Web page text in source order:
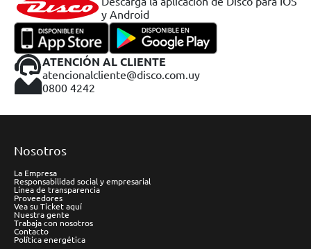
y Android
ATENCIÓN AL CLIENTE
atencionalcliente@disco.com.uy
0800 4242
Nosotros
La Empresa
Responsabilidad social y empresarial
Línea de transparencia
Proveedores
Vea su Ticket aquí
Nuestra gente
Trabaja con nosotros
Contacto
Política energética